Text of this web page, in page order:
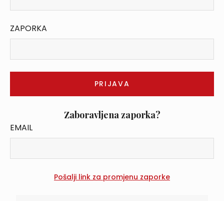
ZAPORKA
Zaboravljena zaporka?
EMAIL